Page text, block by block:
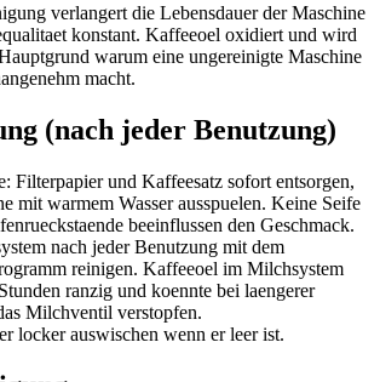
verlangert die Lebensdauer der Maschine
konstant. Kaffeeoel oxidiert und wird
warum eine ungereinigte Maschine
macht.
(nach jeder Benutzung)
Filterpapier und Kaffeesatz sofort entsorgen,
mit warmem Wasser ausspuelen. Keine Seife
beeinflussen den Geschmack.
nach jeder Benutzung mit dem
reinigen. Kaffeeoel im Milchsystem
ranzig und koennte bei laengerer
Milchventil verstopfen.
locker auswischen wenn er leer ist.